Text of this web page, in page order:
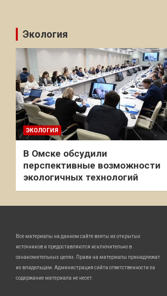
Экология
ЭКОЛОГИЯ
В Омске обсудили
перспективные возможности
экологичных технологий
Все материалы на данном сайте взяты из открытых
источников и предоставляются исключительно в
ознакомительных целях. Права на материалы принадлежат
их владельцам. Администрация сайта ответственности за
содержание материала не несет.